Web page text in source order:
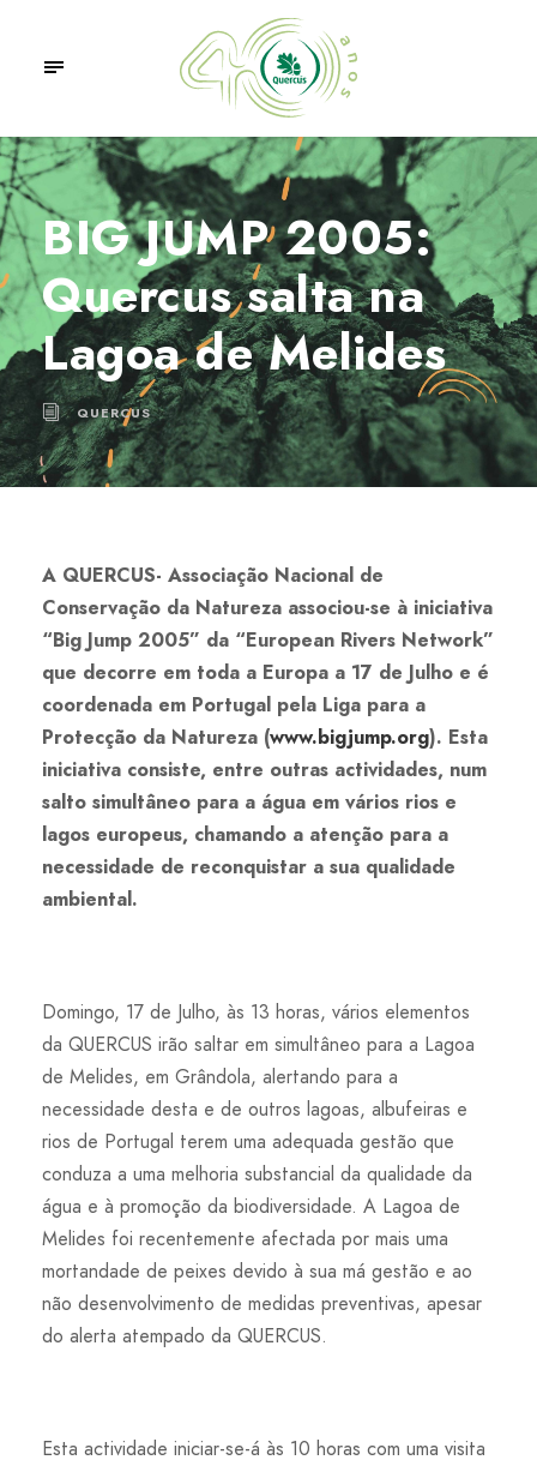
BIG JUMP 2005:
Quercus salta na
Lagoa de Melides
QUERCUS
A QUERCUS- Associação Nacional de
Conservação da Natureza associou-se à iniciativa
“Big Jump 2005” da “European Rivers Network”
que decorre em toda a Europa a 17 de Julho e é
coordenada em Portugal pela Liga para a
Protecção da Natureza (www.bigjump.org). Esta
iniciativa consiste, entre outras actividades, num
salto simultâneo para a água em vários rios e
lagos europeus, chamando a atenção para a
necessidade de reconquistar a sua qualidade
ambiental.
Domingo, 17 de Julho, às 13 horas, vários elementos
da QUERCUS irão saltar em simultâneo para a Lagoa
de Melides, em Grândola, alertando para a
necessidade desta e de outros lagoas, albufeiras e
rios de Portugal terem uma adequada gestão que
conduza a uma melhoria substancial da qualidade da
água e à promoção da biodiversidade. A Lagoa de
Melides foi recentemente afectada por mais uma
mortandade de peixes devido à sua má gestão e ao
não desenvolvimento de medidas preventivas, apesar
do alerta atempado da QUERCUS.
Esta actividade iniciar-se-á às 10 horas com uma visita